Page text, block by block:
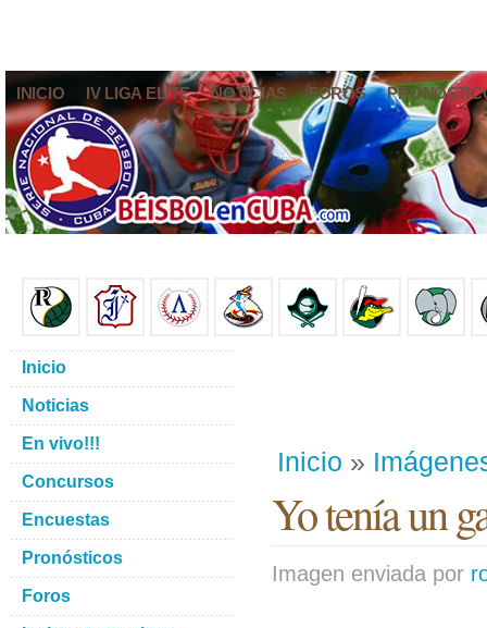
INICIO IV LIGA ELITE NOTICIAS FOROS
Inicio »
Yo tenía un
Imagen enviada por
Inicio
Noticias
En vivo!!!
Concursos
Encuestas
Pronósticos
Foros